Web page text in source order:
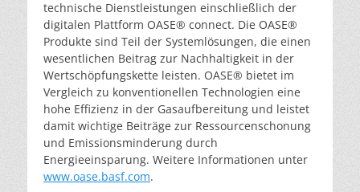
technische Dienstleistungen einschließlich der
digitalen Plattform OASE® connect. Die OASE®
Produkte sind Teil der Systemlösungen, die einen
wesentlichen Beitrag zur Nachhaltigkeit in der
Wertschöpfungskette leisten. OASE® bietet im
Vergleich zu konventionellen Technologien eine
hohe Effizienz in der Gasaufbereitung und leistet
damit wichtige Beiträge zur Ressourcenschonung
und Emissionsminderung durch
Energieeinsparung. Weitere Informationen unter
www.oase.basf.com.